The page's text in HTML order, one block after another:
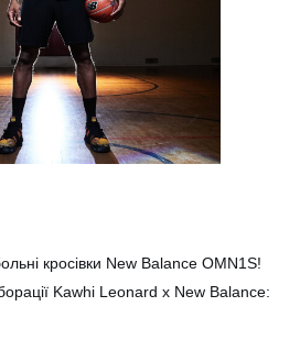
кросівки New Balance OMN1S!
Kawhi Leonard x New Balance: